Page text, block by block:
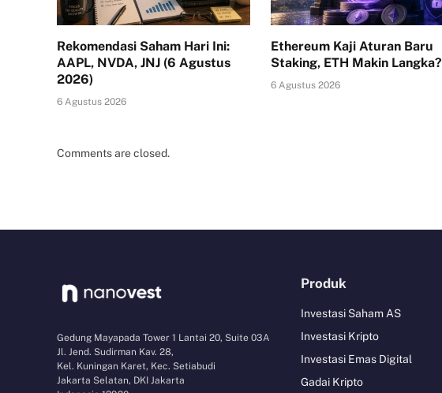
Rekomendasi Saham Hari Ini:
AAPL, NVDA, JNJ (6 Agustus
2026)
6 Agustus 2026
Ethereum Kaji Aturan Baru
Staking, ETH Makin Langka?
6 Agustus 2026
Comments are closed.
Gedung Mayapada Tower 1 Lantai 20, Suite 03A
Jl. Jend. Sudirman Kav. 28,
Kel. Kuningan Karet, Kec. Setiabudi
Jakarta Selatan, DKI Jakarta
Produk
Investasi Saham AS
Investasi Kripto
Investasi Emas Digital
Gadai Kripto